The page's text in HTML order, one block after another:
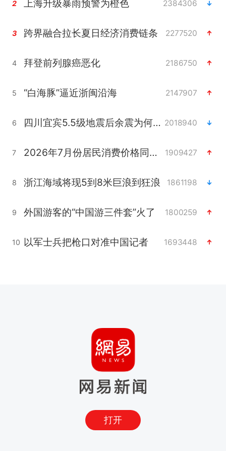
2 上海升级暴雨预警为橙色 2384306
3 跨界融合拉长夏日经济消费链条 2277520
4 拜登前列腺癌恶化 2186750
5 “白海豚”逼近浙闽沿海 2147907
6 四川宜宾5.5级地震后余震为何不断 2018940
7 2026年7月份居民消费价格同比上涨0.5% 1909427
8 浙江海域将现5到8米巨浪到狂浪 1861198
9 外国游客的“中国游三件套”火了 1800259
10 以军士兵把枪口对准中国记者 1693448
打开